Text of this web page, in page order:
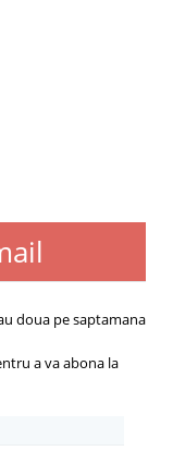
doua pe saptamana
a va abona la
Contact